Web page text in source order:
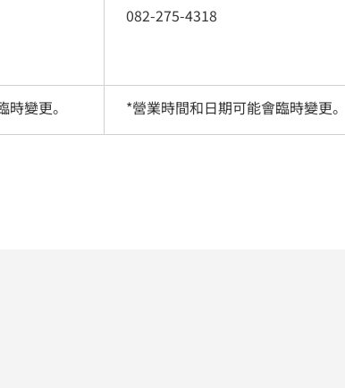
082-275-4318
變更。 *營業時間和日期可能會臨時變更。